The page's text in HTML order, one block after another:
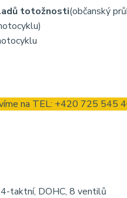
totožnosti(občanský
na TEL: +420 725 545
taktní, DOHC, 8 ventilů